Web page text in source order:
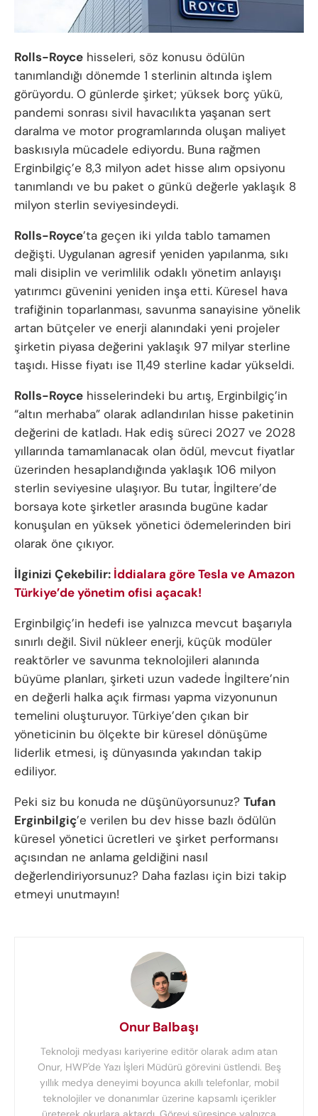
Rolls-Royce hisseleri, söz konusu ödülün
tanımlandığı dönemde 1 sterlinin altında işlem
görüyordu. O günlerde şirket; yüksek borç yükü,
pandemi sonrası sivil havacılıkta yaşanan sert
daralma ve motor programlarında oluşan maliyet
baskısıyla mücadele ediyordu. Buna rağmen
Erginbilgiç’e 8,3 milyon adet hisse alım opsiyonu
tanımlandı ve bu paket o günkü değerle yaklaşık 8
milyon sterlin seviyesindeydi.
Rolls-Royce’ta geçen iki yılda tablo tamamen
değişti. Uygulanan agresif yeniden yapılanma, sıkı
mali disiplin ve verimlilik odaklı yönetim anlayışı
yatırımcı güvenini yeniden inşa etti. Küresel hava
trafiğinin toparlanması, savunma sanayisine yönelik
artan bütçeler ve enerji alanındaki yeni projeler
şirketin piyasa değerini yaklaşık 97 milyar sterline
taşıdı. Hisse fiyatı ise 11,49 sterline kadar yükseldi.
Rolls-Royce hisselerindeki bu artış, Erginbilgiç’in
“altın merhaba” olarak adlandırılan hisse paketinin
değerini de katladı. Hak ediş süreci 2027 ve 2028
yıllarında tamamlanacak olan ödül, mevcut fiyatlar
üzerinden hesaplandığında yaklaşık 106 milyon
sterlin seviyesine ulaşıyor. Bu tutar, İngiltere’de
borsaya kote şirketler arasında bugüne kadar
konuşulan en yüksek yönetici ödemelerinden biri
olarak öne çıkıyor.
İlginizi Çekebilir: İddialara göre Tesla ve Amazon
Türkiye’de yönetim ofisi açacak!
Erginbilgiç’in hedefi ise yalnızca mevcut başarıyla
sınırlı değil. Sivil nükleer enerji, küçük modüler
reaktörler ve savunma teknolojileri alanında
büyüme planları, şirketi uzun vadede İngiltere’nin
en değerli halka açık firması yapma vizyonunun
temelini oluşturuyor. Türkiye’den çıkan bir
yöneticinin bu ölçekte bir küresel dönüşüme
liderlik etmesi, iş dünyasında yakından takip
ediliyor.
Peki siz bu konuda ne düşünüyorsunuz? Tufan
Erginbilgiç’e verilen bu dev hisse bazlı ödülün
küresel yönetici ücretleri ve şirket performansı
açısından ne anlama geldiğini nasıl
değerlendiriyorsunuz? Daha fazlası için bizi takip
etmeyi unutmayın!
Onur Balbaşı
Teknoloji medyası kariyerine editör olarak adım atan
Onur, HWP'de Yazı İşleri Müdürü görevini üstlendi. Beş
yıllık medya deneyimi boyunca akıllı telefonlar, mobil
teknolojiler ve donanımlar üzerine kapsamlı içerikler